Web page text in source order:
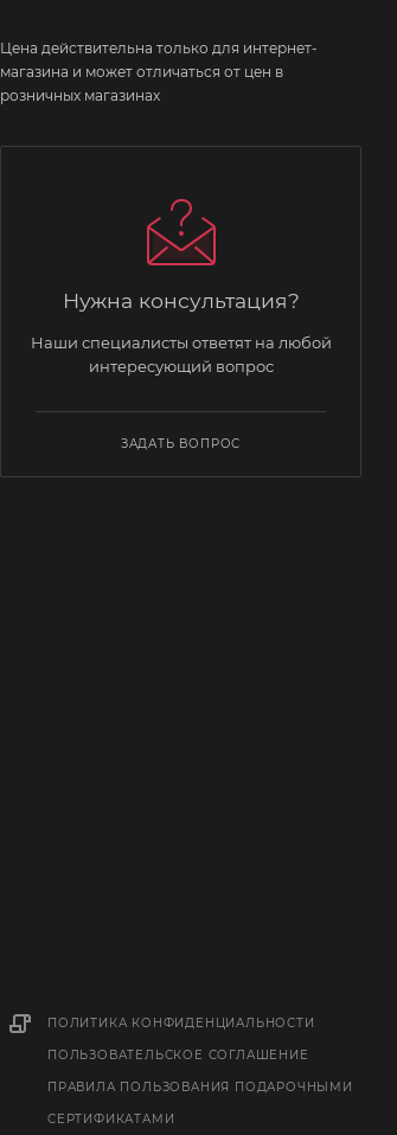
Цена действительна только для интернет-
магазина и может отличаться от цен в
розничных магазинах
Нужна консультация?
Наши специалисты ответят на любой
интересующий вопрос
ЗАДАТЬ ВОПРОС
ПОЛИТИКА КОНФИДЕНЦИАЛЬНОСТИ
ПОЛЬЗОВАТЕЛЬСКОЕ СОГЛАШЕНИЕ
ПРАВИЛА ПОЛЬЗОВАНИЯ ПОДАРОЧНЫМИ
СЕРТИФИКАТАМИ